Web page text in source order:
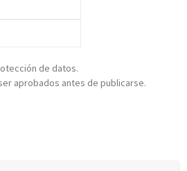
de datos.
aprobados antes de publicarse.